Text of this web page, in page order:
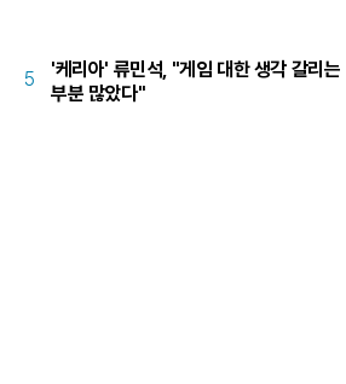
5
'케리아' 류민석, "게임 대한 생각 갈리는
부분 많았다"